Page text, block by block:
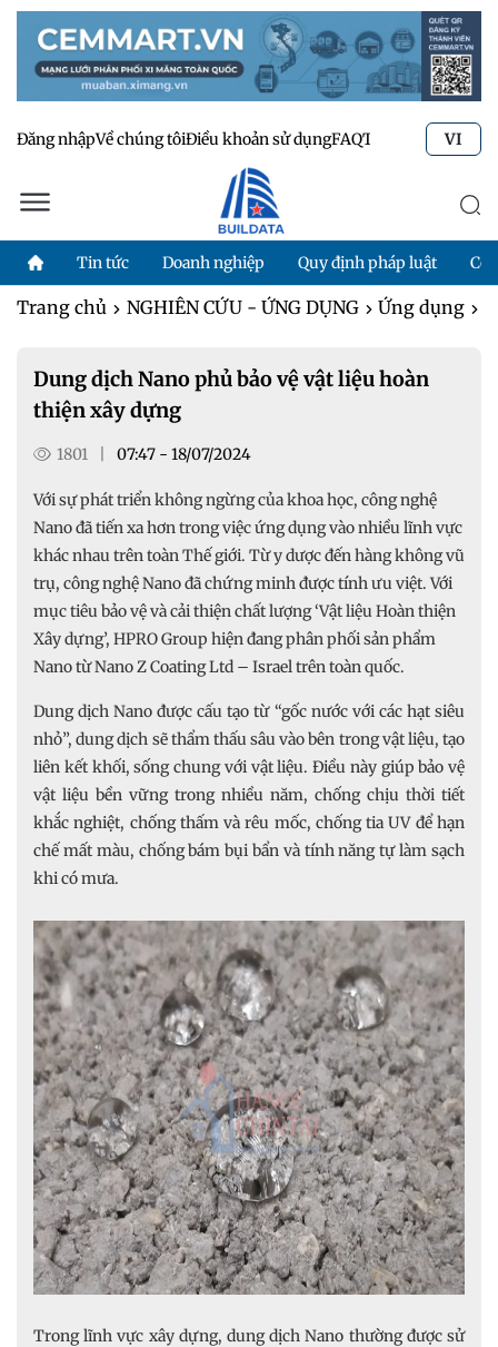
Đăng nhậpVề chúng tôiĐiều khoản sử dụngFAQTư vấn kỹ thuật
VI
Tin tức Doanh nghiệp Quy định pháp luật
Trang chủ NGHIÊN CỨU - ỨNG DỤNG Ứng dụng
Dung dịch Nano phủ bảo vệ vật liệu hoàn
thiện xây dựng
1801 07:47 - 18/07/2024
Với sự phát triển không ngừng của khoa học, công nghệ
Nano đã tiến xa hơn trong việc ứng dụng vào nhiều lĩnh vực
khác nhau trên toàn Thế giới. Từ y dược đến hàng không vũ
trụ, công nghệ Nano đã chứng minh được tính ưu việt. Với
mục tiêu bảo vệ và cải thiện chất lượng ‘Vật liệu Hoàn thiện
Xây dựng’, HPRO Group hiện đang phân phối sản phẩm
Nano từ Nano Z Coating Ltd – Israel trên toàn quốc.
Dung dịch Nano được cấu tạo từ “gốc nước với các hạt siêu
nhỏ”, dung dịch sẽ thẩm thấu sâu vào bên trong vật liệu, tạo
liên kết khối, sống chung với vật liệu. Điều này giúp bảo vệ
vật liệu bền vững trong nhiều năm, chống chịu thời tiết
khắc nghiệt, chống thấm và rêu mốc, chống tia UV để hạn
chế mất màu, chống bám bụi bẩn và tính năng tự làm sạch
khi có mưa.
Trong lĩnh vực xây dựng, dung dịch Nano thường được sử